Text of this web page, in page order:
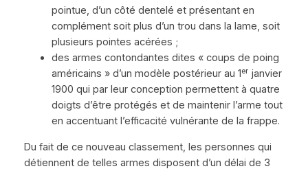
pointue, d’un côté dentelé et présentant en
complément soit plus d’un trou dans la lame, soit
plusieurs pointes acérées ;
des armes contondantes dites « coups de poing
américains » d’un modèle postérieur au 1ᵉʳ janvier
1900 qui par leur conception permettent à quatre
doigts d’être protégés et de maintenir l’arme tout
en accentuant l’efficacité vulnérante de la frappe.
Du fait de ce nouveau classement, les personnes qui
détiennent de telles armes disposent d’un délai de 3